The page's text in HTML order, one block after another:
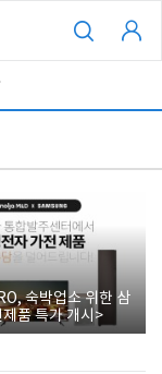
숙박업소 위한 삼
품 특가 개시>